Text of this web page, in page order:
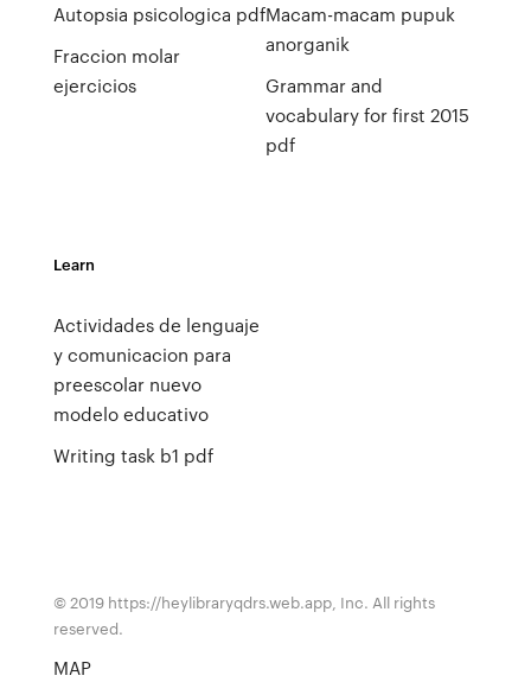
Autopsia psicologica pdf
Fraccion molar
ejercicios
Macam-macam pupuk
anorganik
Grammar and
vocabulary for first 2015
pdf
Learn
Actividades de lenguaje
y comunicacion para
preescolar nuevo
modelo educativo
Writing task b1 pdf
© 2019 https://heylibraryqdrs.web.app, Inc. All rights
reserved.
MAP